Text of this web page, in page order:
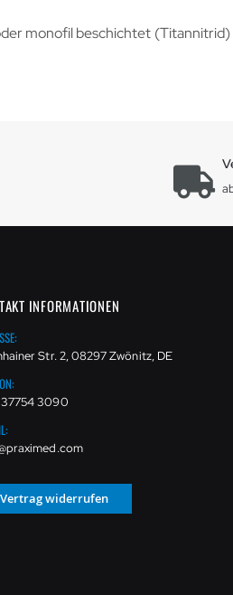
monofil beschichtet (Titannitrid)
INFORMATIONEN
Str. 2, 08297 Zwönitz, DE
3090
Vertrag widerrufen